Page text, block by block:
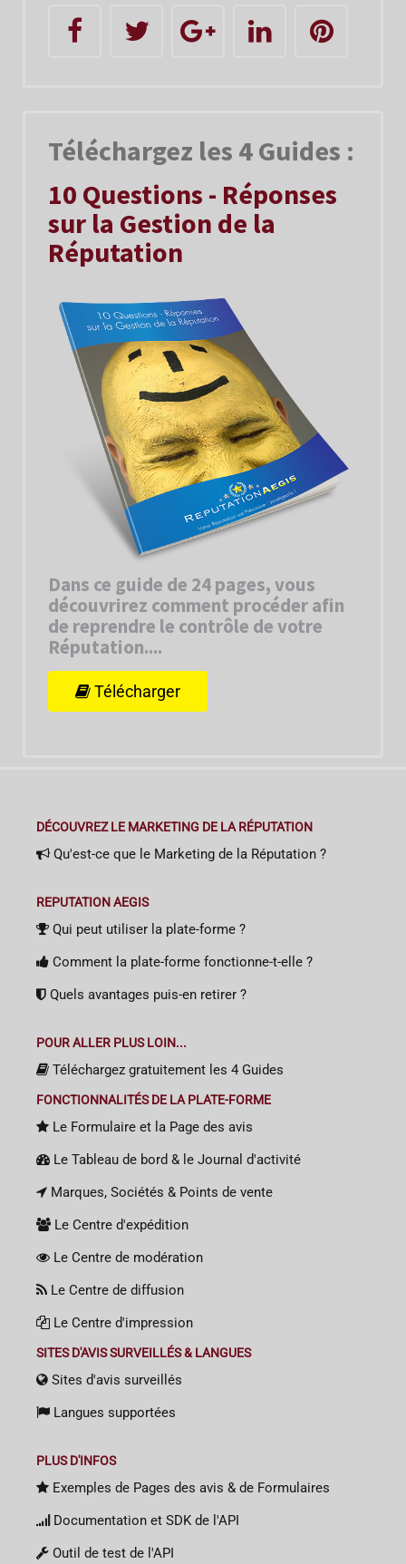
Téléchargez les 4 Guides :
10 Questions - Réponses
sur la Gestion de la
Réputation
Dans ce guide de 24 pages, vous
découvrirez comment procéder afin
de reprendre le contrôle de votre
Réputation....
Télécharger
DÉCOUVREZ LE MARKETING DE LA RÉPUTATION
Qu'est-ce que le Marketing de la Réputation ?
REPUTATION AEGIS
Qui peut utiliser la plate-forme ?
Comment la plate-forme fonctionne-t-elle ?
Quels avantages puis-en retirer ?
POUR ALLER PLUS LOIN...
Téléchargez gratuitement les 4 Guides
FONCTIONNALITÉS DE LA PLATE-FORME
Le Formulaire et la Page des avis
Le Tableau de bord & le Journal d'activité
Marques, Sociétés & Points de vente
Le Centre d'expédition
Le Centre de modération
Le Centre de diffusion
Le Centre d'impression
SITES D'AVIS SURVEILLÉS & LANGUES
Sites d'avis surveillés
Langues supportées
PLUS D'INFOS
Exemples de Pages des avis & de Formulaires
Documentation et SDK de l'API
Outil de test de l'API